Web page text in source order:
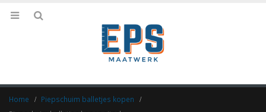
Home
Piepschuim balletjes kopen